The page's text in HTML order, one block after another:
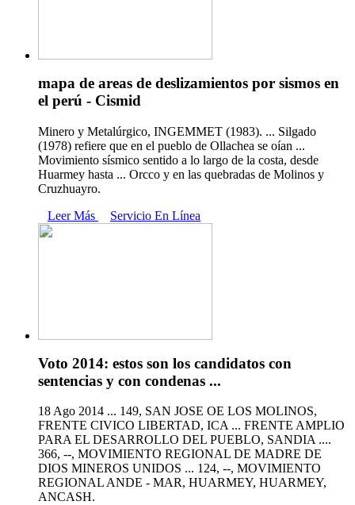
mapa de areas de deslizamientos por sismos en
el perú - Cismid
Minero y Metalúrgico, INGEMMET (1983). ... Silgado
(1978) refiere que en el pueblo de Ollachea se oían ...
Movimiento sísmico sentido a lo largo de la costa, desde
Huarmey hasta ... Orcco y en las quebradas de Molinos y
Cruzhuayro.
Leer Más
Servicio En Línea
Voto 2014: estos son los candidatos con
sentencias y con condenas ...
18 Ago 2014 ... 149, SAN JOSE OE LOS MOLINOS,
FRENTE CIVICO LIBERTAD, ICA ... FRENTE AMPLIO
PARA EL DESARROLLO DEL PUEBLO, SANDIA ....
366, --, MOVIMIENTO REGIONAL DE MADRE DE
DIOS MINEROS UNIDOS ... 124, --, MOVIMIENTO
REGIONAL ANDE - MAR, HUARMEY, HUARMEY,
ANCASH.